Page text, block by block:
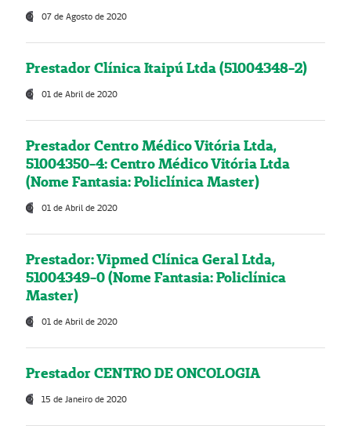
07 de Agosto de 2020
Prestador Clínica Itaipú Ltda (51004348-2)
01 de Abril de 2020
Prestador Centro Médico Vitória Ltda,
51004350-4: Centro Médico Vitória Ltda
(Nome Fantasia: Policlínica Master)
01 de Abril de 2020
Prestador: Vipmed Clínica Geral Ltda,
51004349-0 (Nome Fantasia: Policlínica
Master)
01 de Abril de 2020
Prestador CENTRO DE ONCOLOGIA
15 de Janeiro de 2020